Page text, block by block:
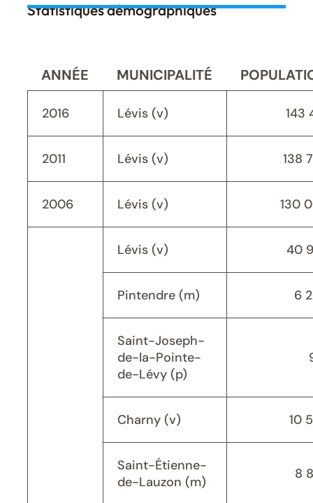
Statistiques démographiques
ANNÉE MUNICIPALITÉ
2016 Lévis (v) 143
2011 Lévis (v) 138
2006 Lévis (v) 130
Lévis (v) 40
Pintendre (m) 6
Saint-Joseph-
de-la-Pointe-
de-Lévy (p)
Charny (v) 10
Saint-Étienne-
de-Lauzon (m)
8